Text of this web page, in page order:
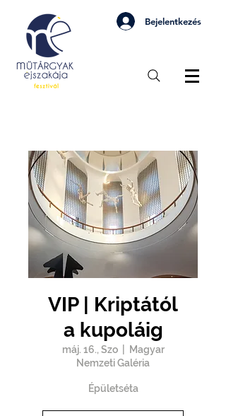
Bejelentkezés
VIP | Kriptától
a kupoláig
máj. 16., Szo
  |
Magyar
Nemzeti Galéria
Épületséta